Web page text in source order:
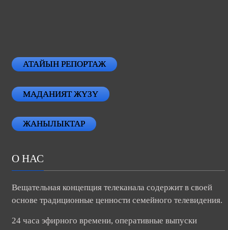
АТАЙЫН РЕПОРТАЖ
МАДАНИЯТ ЖҮЗҮ
ЖАНЫЛЫКТАР
О НАС
Вещательная концепция телеканала содержит в своей
основе традиционные ценности семейного телевидения.
24 часа эфирного времени, оперативные выпуски